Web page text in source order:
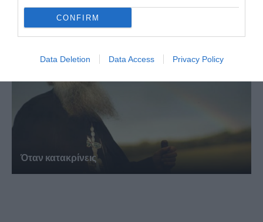
CONFIRM
Data Deletion Data Access Privacy Policy
Όταν κατακρίνεις